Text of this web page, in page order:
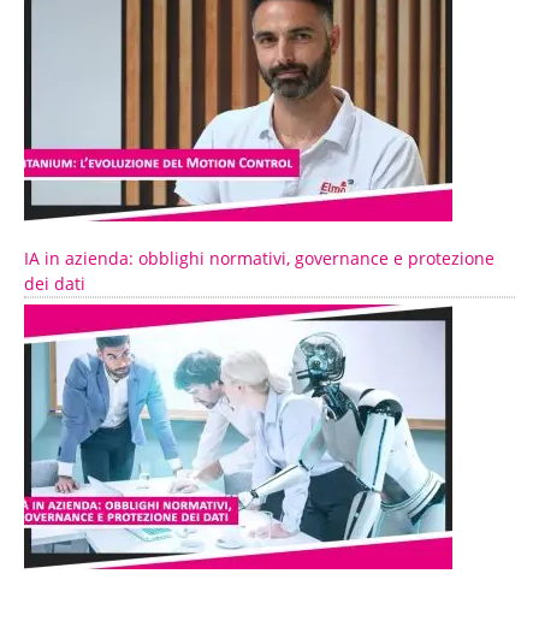
IA in azienda: obblighi normativi, governance e protezione
dei dati